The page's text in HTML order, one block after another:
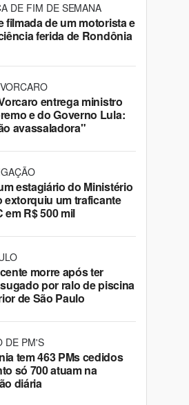
DE FIM DE SEMANA
filmada de um motorista e
ferida de Rondônia
entrega ministro
e do Governo Lula:
avassaladora"
estagiário do Ministério
extorquiu um traficante
em R$ 500 mil
morre após ter
por ralo de piscina
de São Paulo
DE PM'S
tem 463 PMs cedidos
só 700 atuam na
diária